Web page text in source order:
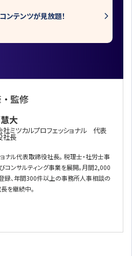
ンテンツが見放題！
監修
大
社ミツカルプロフェッショナル 代表
社長
ナル代表取締役社長。 税理士・社労士事
ンサルティング事業を展開。月間2,000
録、年間300件以上の事務所人事相談の
を継続中。